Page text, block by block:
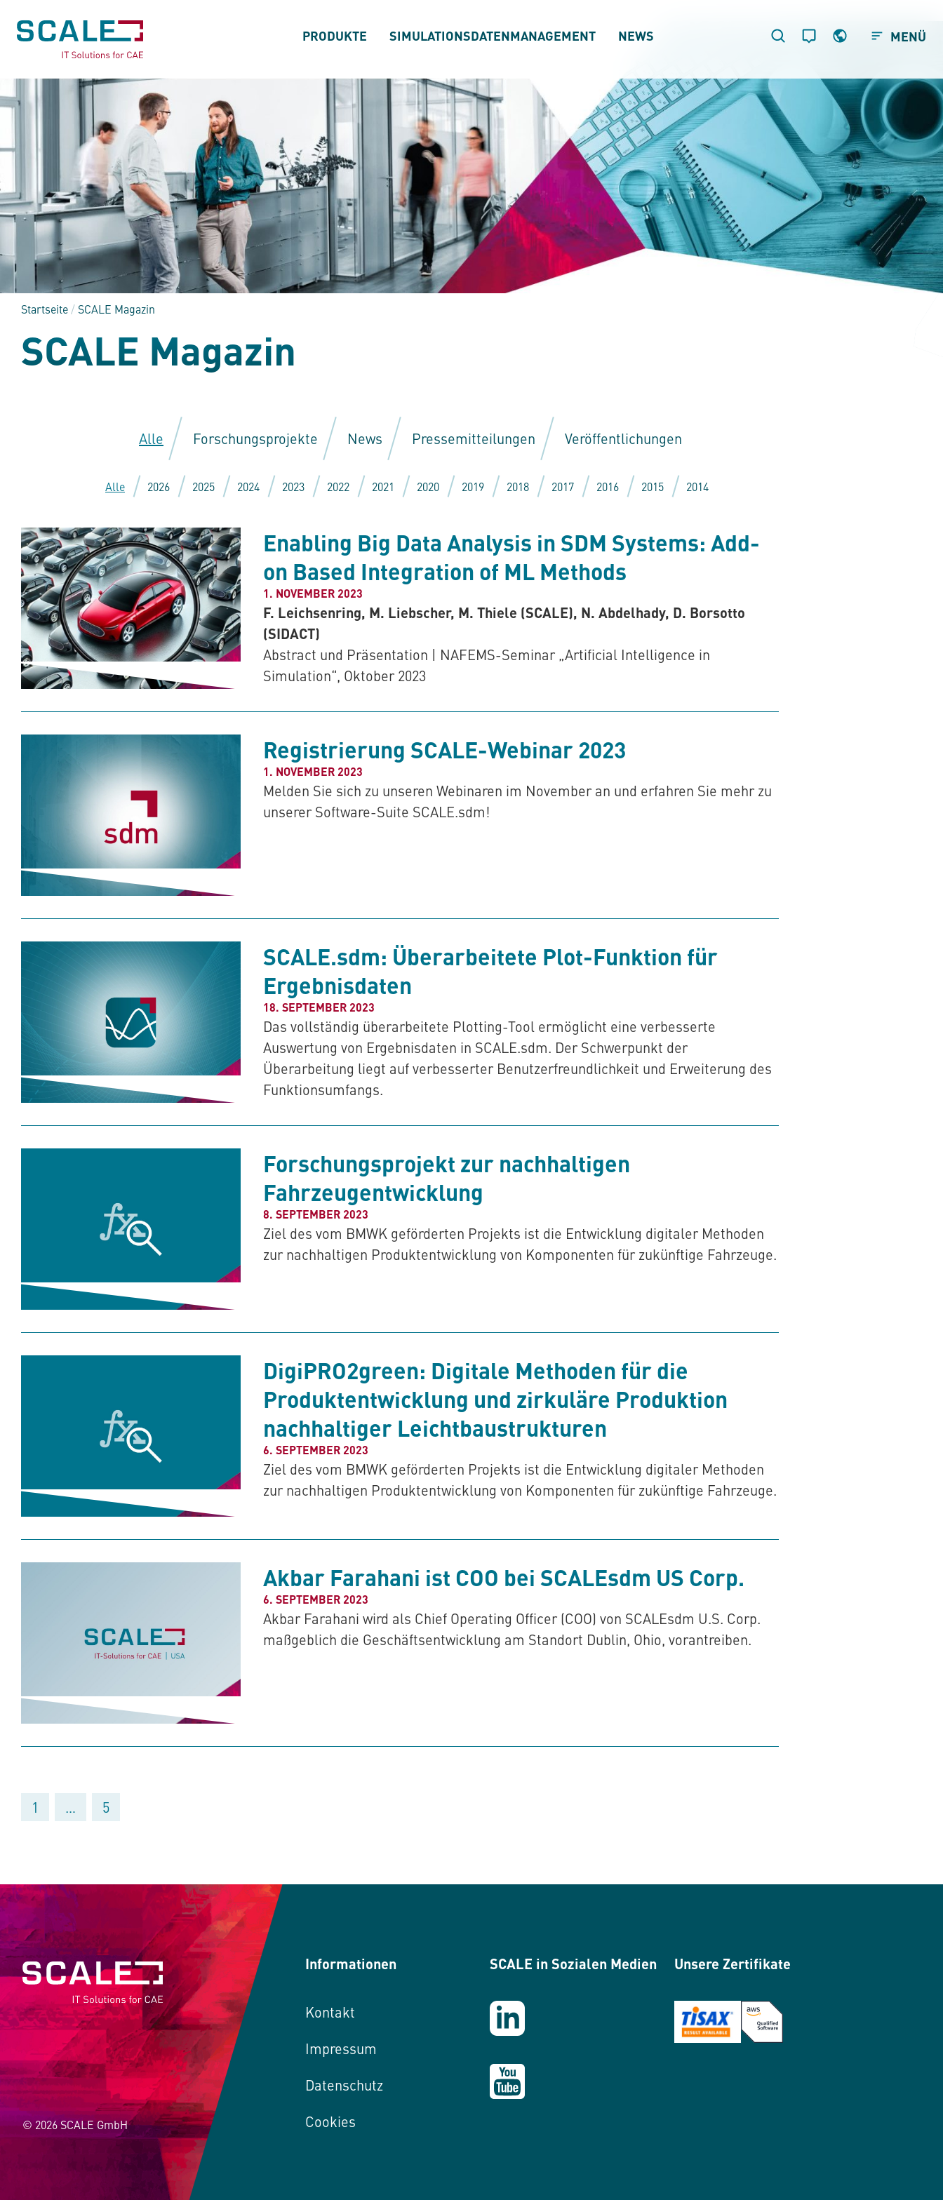
PRODUKTE SIMULATIONSDATENMANAGEMENT NEWS MENÜ
Startseite/ SCALE Magazin
SCALE Magazin
Forschungsprojekte News Pressemitteilungen Veröffentlichungen
Alle
2014
2015
2016
2017
2018
2019
2020
2021
2022
2023
2024
2025
2026
Alle
Enabling Big Data Analysis in SDM Systems: Add-
on Based Integration of ML Methods
1. NOVEMBER 2023
F. Leichsenring, M. Liebscher, M. Thiele (SCALE), N. Abdelhady, D. Borsotto
(SIDACT)
Abstract und Präsentation | NAFEMS-Seminar „Artificial Intelligence in
Simulation“, Oktober 2023
Registrierung SCALE-Webinar 2023
1. NOVEMBER 2023
Melden Sie sich zu unseren Webinaren im November an und erfahren Sie mehr zu
unserer Software-Suite SCALE.sdm!
SCALE.sdm: Überarbeitete Plot-Funktion für
Ergebnisdaten
18. SEPTEMBER 2023
Das vollständig überarbeitete Plotting-Tool ermöglicht eine verbesserte
Auswertung von Ergebnisdaten in SCALE.sdm. Der Schwerpunkt der
Überarbeitung liegt auf verbesserter Benutzerfreundlichkeit und Erweiterung des
Funktionsumfangs.
Forschungsprojekt zur nachhaltigen
Fahrzeugentwicklung
8. SEPTEMBER 2023
Ziel des vom BMWK geförderten Projekts ist die Entwicklung digitaler Methoden
zur nachhaltigen Produktentwicklung von Komponenten für zukünftige Fahrzeuge.
DigiPRO2green: Digitale Methoden für die
Produktentwicklung und zirkuläre Produktion
nachhaltiger Leichtbaustrukturen
6. SEPTEMBER 2023
Ziel des vom BMWK geförderten Projekts ist die Entwicklung digitaler Methoden
zur nachhaltigen Produktentwicklung von Komponenten für zukünftige Fahrzeuge.
Akbar Farahani ist COO bei SCALEsdm US Corp.
6. SEPTEMBER 2023
Akbar Farahani wird als Chief Operating Officer (COO) von SCALEsdm U.S. Corp.
maßgeblich die Geschäftsentwicklung am Standort Dublin, Ohio, vorantreiben.
1 … 5
© 2026 SCALE GmbH
Informationen
Kontakt
Impressum
Datenschutz
Cookies
SCALE in Sozialen Medien Unsere Zertifikate